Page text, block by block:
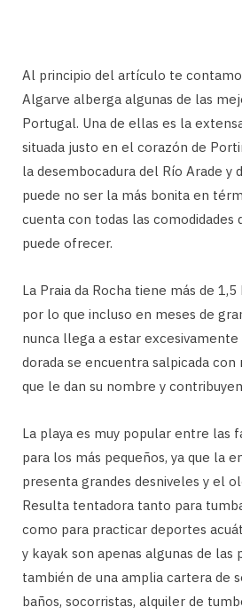
Al principio del artículo te
Algarve alberga algunas de las
Portugal. Una de ellas es la
situada justo en el corazón de
la desembocadura del Río Arade y
puede no ser la más bonita en
cuenta con todas las comodidades
puede ofrecer.
La Praia da Rocha tiene más de
por lo que incluso en meses de
nunca llega a estar excesivamente
dorada se encuentra salpicada con
que le dan su nombre y
La playa es muy popular entre las
para los más pequeños, ya que la
presenta grandes desniveles y el
Resulta tentadora tanto para
como para practicar deportes
y kayak son apenas algunas de las
también de una amplia cartera de
baños, socorristas, alquiler de